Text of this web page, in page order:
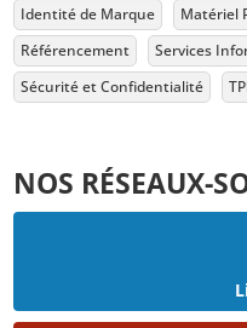
Identité de Marque
Matériel
Référencement
Services
Sécurité et Confidentialité
NOS RÉSEAUX-